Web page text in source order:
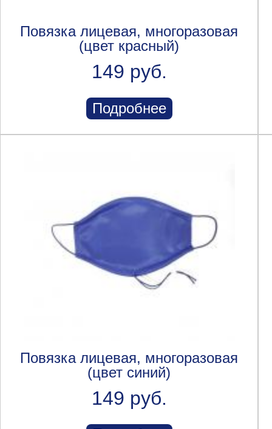
Повязка лицевая, многоразовая
(цвет красный)
149 руб.
Подробнее
Повязка лицевая, многоразовая
(цвет синий)
149 руб.